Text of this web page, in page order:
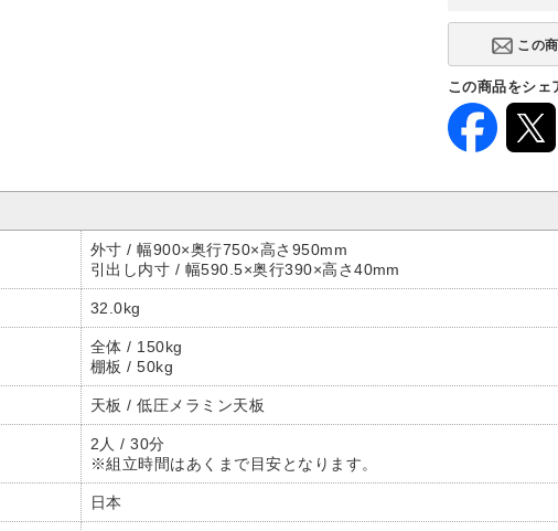
奥行サイズ
450mm
-
(-
高さサイズ
この商品をシェ
外寸 / 幅900×奥行750×高さ950mm
引出し内寸 / 幅590.5×奥行390×高さ40mm
32.0kg
全体 / 150kg
棚板 / 50kg
天板 / 低圧メラミン天板
2人 / 30分
※組立時間はあくまで目安となります。
日本